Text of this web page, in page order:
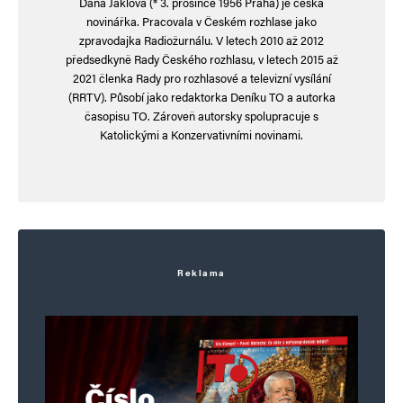
finančřní gramotnost: nula. A pak se divte.
Marian Hrečín
9. 6. 2026 (11:55)
vás tu kartičku, co jste si objednal…prý v Plzni
v Plzni nebyl x let a nehodlám na tom nic měnit,
karet mám dost a všechny funkční a určitě jsem
si nic neobjednal, znejistěl, ale pokračoval
v pokusu: a jste doma? A řekl adresu na
Odpovědět
novinářka. Pracovala v Českém rozhlase jako
zpravodajka Radiožurnálu. V letech 2010 až 2012
předsedkyně Rady Českého rozhlasu, v letech 2015 až
2021 členka Rady pro rozhlasové a televizní vysílání
(RRTV). Působí jako redaktorka Deníku TO a autorka
časopisu TO. Zároveň autorsky spolupracuje s
Katolickými a Konzervativními novinami.
Reklama